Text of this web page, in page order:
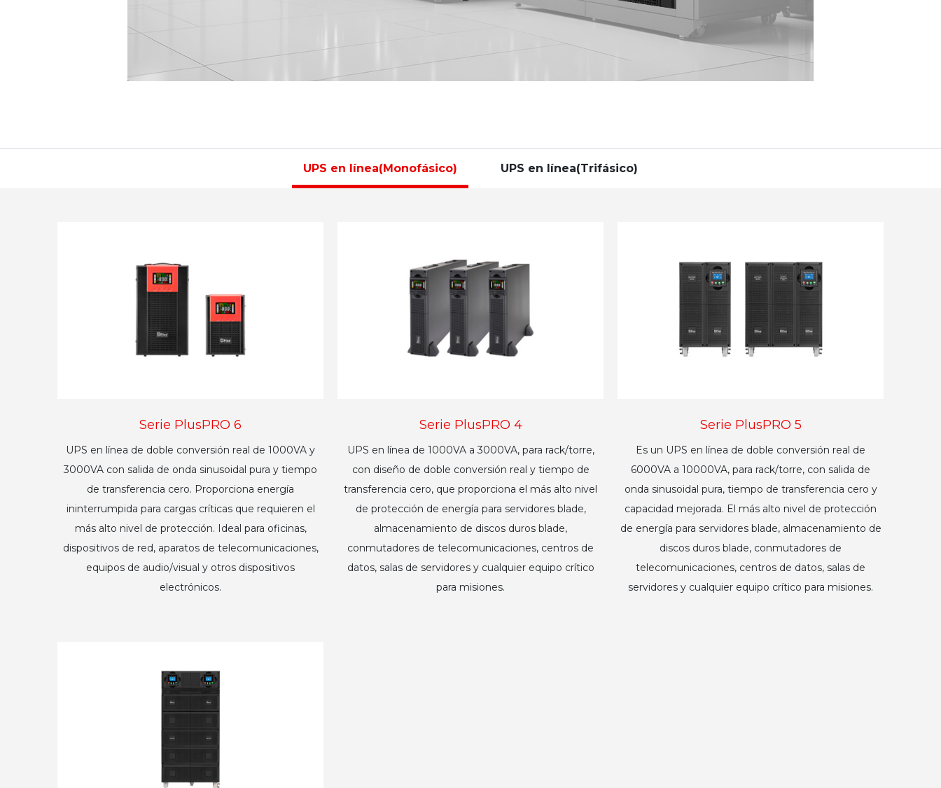
UPS en línea(Monofásico) UPS en línea(Trifásico)
Serie PlusPRO 6
UPS en línea de doble conversión real de 1000VA y
3000VA con salida de onda sinusoidal pura y tiempo
de transferencia cero. Proporciona energía
ininterrumpida para cargas críticas que requieren el
más alto nivel de protección. Ideal para oficinas,
dispositivos de red, aparatos de telecomunicaciones,
equipos de audio/visual y otros dispositivos
electrónicos.
Serie PlusPRO 4
UPS en línea de 1000VA a 3000VA, para rack/torre,
con diseño de doble conversión real y tiempo de
transferencia cero, que proporciona el más alto nivel
de protección de energía para servidores blade,
almacenamiento de discos duros blade,
conmutadores de telecomunicaciones, centros de
datos, salas de servidores y cualquier equipo crítico
para misiones.
Serie PlusPRO 5
Es un UPS en línea de doble conversión real de
6000VA a 10000VA, para rack/torre, con salida de
onda sinusoidal pura, tiempo de transferencia cero y
capacidad mejorada. El más alto nivel de protección
de energía para servidores blade, almacenamiento de
discos duros blade, conmutadores de
telecomunicaciones, centros de datos, salas de
servidores y cualquier equipo crítico para misiones.